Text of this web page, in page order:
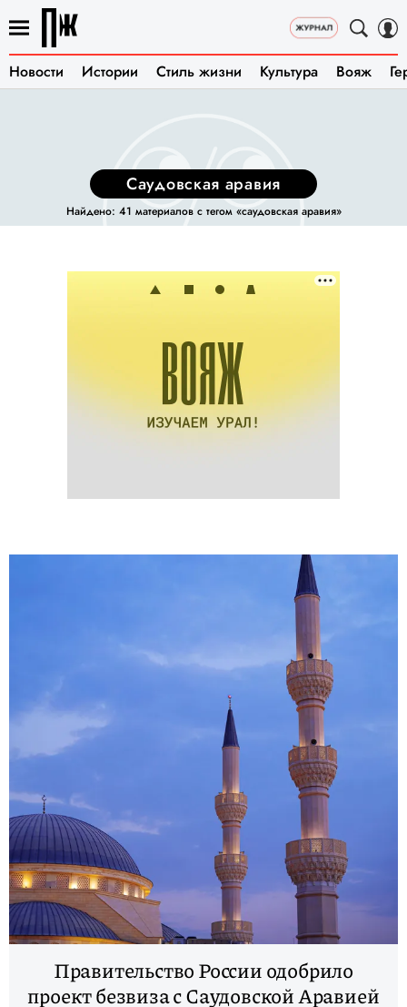
Новости Истории Стиль жизни Культура Вояж
саудовская аравия
Найдено: 41 материалов с тегом «саудовская аравия»
Правительство России одобрило
проект безвиза с Саудовской Аравией